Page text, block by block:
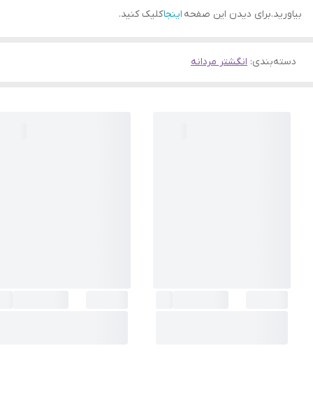
بیاورید.برای دیدن این صفحه اینجاکلیک کنید.
دسته‌بندی: انگشتر مردانه